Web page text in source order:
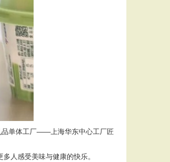
品单体工厂——上海华东中心工厂匠
人感受美味与健康的快乐。